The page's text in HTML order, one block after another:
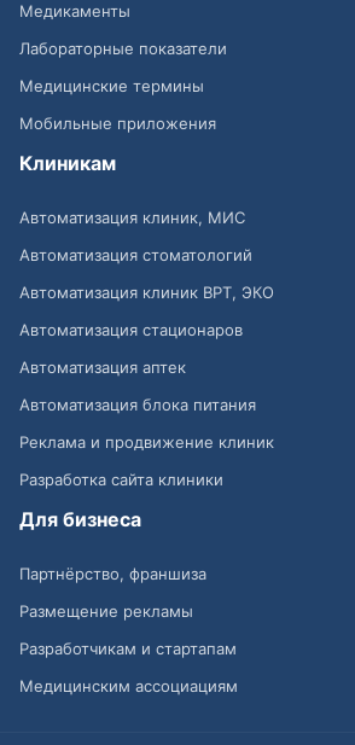
Медикаменты
Лабораторные показатели
Медицинские термины
Мобильные приложения
Клиникам
Автоматизация клиник, МИС
Автоматизация стоматологий
Автоматизация клиник ВРТ, ЭКО
Автоматизация стационаров
Автоматизация аптек
Автоматизация блока питания
Реклама и продвижение клиник
Разработка сайта клиники
Для бизнеса
Партнёрство, франшиза
Размещение рекламы
Разработчикам и стартапам
Медицинским ассоциациям